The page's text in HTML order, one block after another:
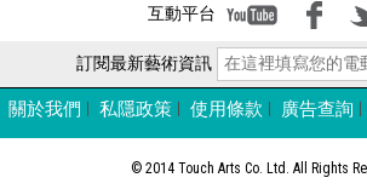
互動平台
訂閱最新藝術資訊
關於我們 私隱政策 使用條款 廣告查詢
© 2014 Touch Arts Co. Ltd. All Rights